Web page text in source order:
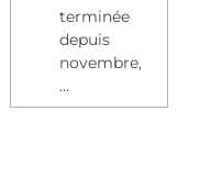
terminée
depuis
novembre,
...